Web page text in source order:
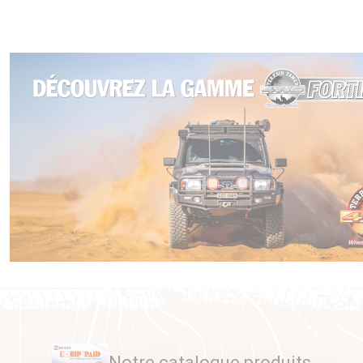
Ils améliorent également le freinage en conditions humides,
boueuses ou sablonneuses. Les amorces de perçage
évitent les risques de fissure des disques, qui sont
fréquents avec les trous d'aération entièrement percés. Leur
haute qualité de fabrication vous garantit longue durée de
vie et endurance, silence de fonctionnement et absence
totale de vibrations au freinage.
Vendus par paire, pour l'essieu arrière